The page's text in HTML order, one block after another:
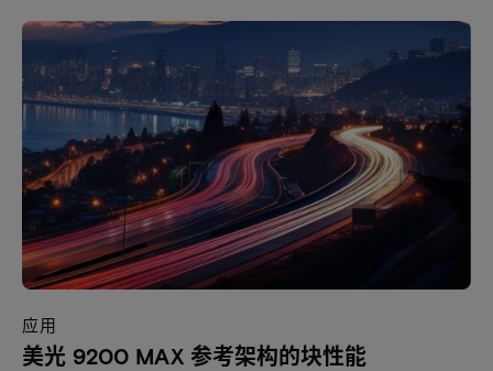
应用
美光 9200 MAX 参考架构的块性能